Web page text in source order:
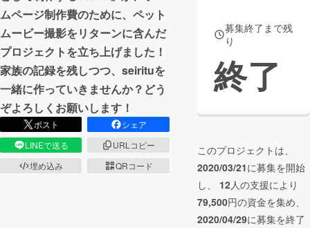
ムページ制作費のために、ペット
ムービー撮影をリターンに含んだ
プロジェクトを立ち上げました！
家族の記録を残しつつ、seirituを
一緒に作っていきませんか？どう
ぞよろしくお願いします！
ポスト
シェア
LINEで送る
URLコピー
埋め込み
QRコード
募集終了まで残
り
終了
このプロジェクトは、
2020/03/21に募集を開始
し、 12人の支援により
79,500円の資金を集め、
2020/04/29に募集を終了